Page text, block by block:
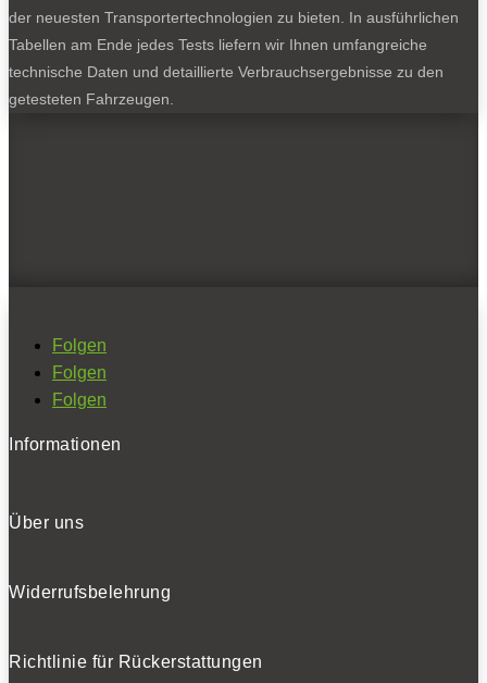
der neuesten Transportertechnologien zu bieten. In ausführlichen
Tabellen am Ende jedes Tests liefern wir Ihnen umfangreiche
technische Daten und detaillierte Verbrauchsergebnisse zu den
getesteten Fahrzeugen.
Folgen
Folgen
Folgen
Informationen
Über uns
Widerrufsbelehrung
Richtlinie für Rückerstattungen